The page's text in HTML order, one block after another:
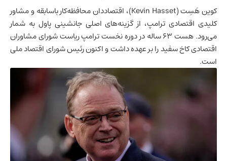
کوین هَسِت (Kevin Hasset)، اقتصاددان محافظه‌کار باسابقه و مشاور
کلیدی اقتصادی ترامپ، از گزینه‌های اصلی جانشینی پاول به شمار
می‌رود. هست ۶۳ ساله در دوره نخست ترامپ ریاست شورای مشاوران
اقتصادی کاخ سفید را بر عهده داشت و اکنون رئیس شورای اقتصاد ملی
است.